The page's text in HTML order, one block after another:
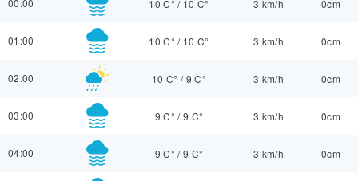
00:00 10 C° / 10 C° 3 km/h 0cm
01:00 10 C° / 10 C° 3 km/h 0cm
02:00 10 C° / 9 C° 3 km/h 0cm
03:00 9 C° /9 C° 3 km/h 0cm
04:00 9 C° /9 C° 3 km/h 0cm